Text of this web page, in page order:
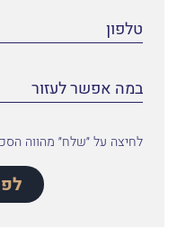
לחיצה על ״שלח״ מהווה